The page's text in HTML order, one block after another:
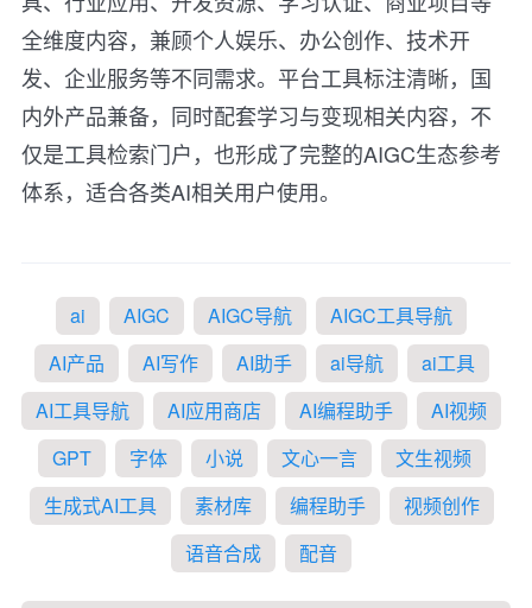
全维度内容，兼顾个人娱乐、办公创作、技术开
发、企业服务等不同需求。平台工具标注清晰，国
内外产品兼备，同时配套学习与变现相关内容，不
仅是工具检索门户，也形成了完整的AIGC生态参考
体系，适合各类AI相关用户使用。
ai AIGC AIGC导航
AIGC工具导航
AI产品
AI写作 AI助手 ai导航
ai工具
AI工具导航
AI应用商店 AI编程助手
AI视频
GPT
字体 小说 文心一言
文生视频
生成式AI工具
素材库 编程助手
视频创作
语音合成
配音